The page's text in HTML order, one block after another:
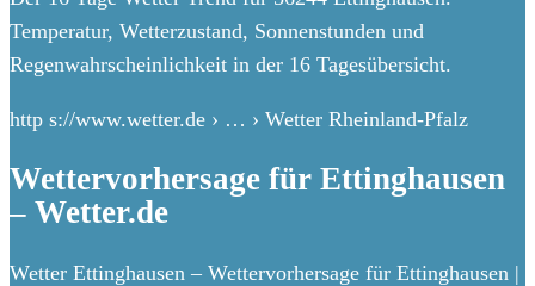
Temperatur, Wetterzustand, Sonnenstunden und
Regenwahrscheinlichkeit in der 16 Tagesübersicht.
http s://www.wetter.de › … › Wetter Rheinland-Pfalz
Wettervorhersage für Ettinghausen
– Wetter.de
Wetter Ettinghausen – Wettervorhersage für Ettinghausen |